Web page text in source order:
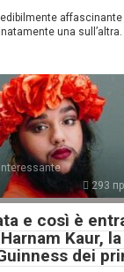
una
Interessante
293
e così è
Kaur,
dei